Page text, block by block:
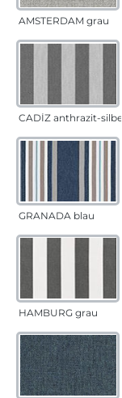
AMSTERDAM grau
CADÍZ anthrazit-silber
GRANADA blau
HAMBURG grau